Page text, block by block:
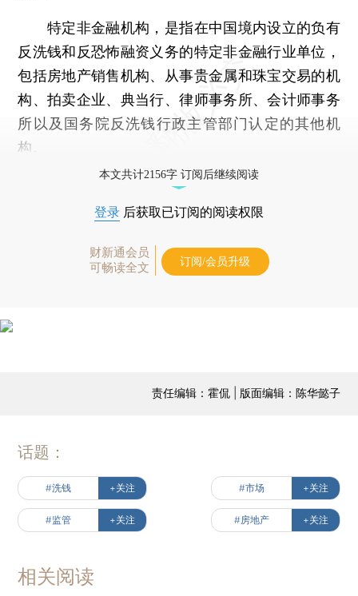
特定非金融机构，是指在中国境内设立的负有
反洗钱和反恐怖融资义务的特定非金融行业单位，
包括房地产销售机构、从事贵金属和珠宝交易的机
构、拍卖企业、典当行、律师事务所、会计师事务
所以及国务院反洗钱行政主管部门认定的其他机
构。
本文共计2156字 订阅后继续阅读
登录 后获取已订阅的阅读权限
财新通会员
可畅读全文
订阅/会员升级
责任编辑：霍侃 | 版面编辑：陈华懿子
话题：
#洗钱 +关注 #市场 +关注
#监管 +关注 #房地产 +关注
相关阅读